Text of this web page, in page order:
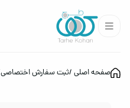
صفحه اصلی ثبت سفارش اختصاصی